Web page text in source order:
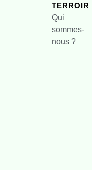
TERROIR
Qui
sommes-
nous ?